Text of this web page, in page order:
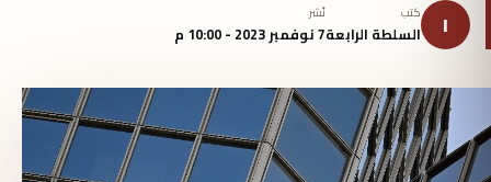
ا كتب
السلطة الرابعة
نُشر
7 نوفمبر 2023 - 10:00 م